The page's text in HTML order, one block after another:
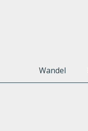
Wandel